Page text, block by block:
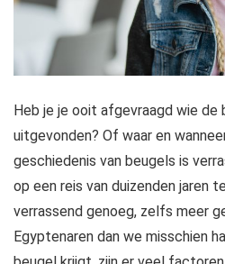
Heb je je ooit afgevraagd wie de
uitgevonden? Of waar en
geschiedenis van beugels is
op een reis van duizenden jaren
verrassend genoeg, zelfs meer
Egyptenaren dan we misschien